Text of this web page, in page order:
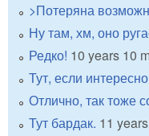
>Потеряна
Ну там, хм, оно
Редко! 10 years 10
Тут, если
Отлично, так тоже
Тут бардак. 11